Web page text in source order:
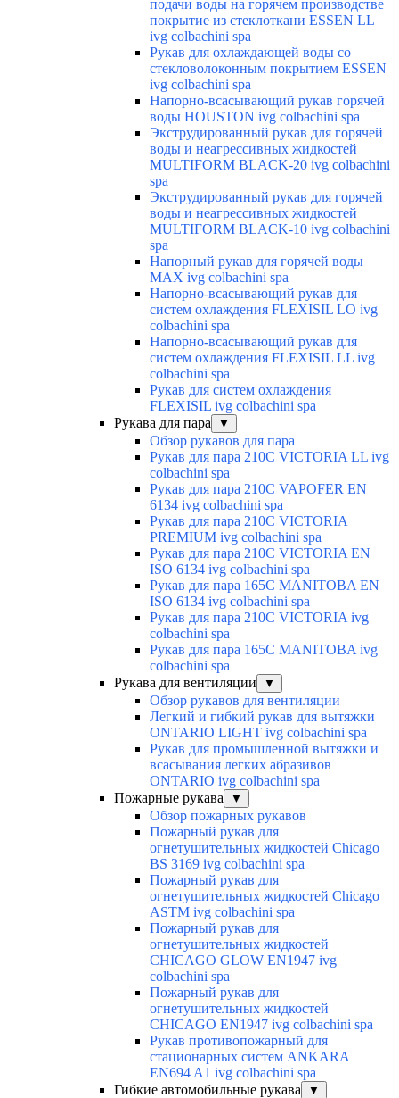
подачи воды на горячем производстве
покрытие из стеклоткани ESSEN LL
ivg colbachini spa
Рукав для охлаждающей воды со
стекловолоконным покрытием ESSEN
ivg colbachini spa
Напорно-всасывающий рукав горячей
воды HOUSTON ivg colbachini spa
Экструдированный рукав для горячей
воды и неагрессивных жидкостей
MULTIFORM BLACK-20 ivg colbachini
spa
Экструдированный рукав для горячей
воды и неагрессивных жидкостей
MULTIFORM BLACK-10 ivg colbachini
spa
Напорный рукав для горячей воды
MAX ivg colbachini spa
Напорно-всасывающий рукав для
систем охлаждения FLEXISIL LO ivg
colbachini spa
Напорно-всасывающий рукав для
систем охлаждения FLEXISIL LL ivg
colbachini spa
Рукав для систем охлаждения
FLEXISIL ivg colbachini spa
Рукава для пара
▼
Обзор рукавов для пара
Рукав для пара 210C VICTORIA LL ivg
colbachini spa
Рукав для пара 210C VAPOFER EN
6134 ivg colbachini spa
Рукав для пара 210C VICTORIA
PREMIUM ivg colbachini spa
Рукав для пара 210C VICTORIA EN
ISO 6134 ivg colbachini spa
Рукав для пара 165C MANITOBA EN
ISO 6134 ivg colbachini spa
Рукав для пара 210C VICTORIA ivg
colbachini spa
Рукав для пара 165C MANITOBA ivg
colbachini spa
Рукава для вентиляции
▼
Обзор рукавов для вентиляции
Легкий и гибкий рукав для вытяжки
ONTARIO LIGHT ivg colbachini spa
Рукав для промышленной вытяжки и
всасывания легких абразивов
ONTARIO ivg colbachini spa
Пожарные рукава
▼
Обзор пожарных рукавов
Пожарный рукав для
огнетушительных жидкостей Chicago
BS 3169 ivg colbachini spa
Пожарный рукав для
огнетушительных жидкостей Chicago
ASTM ivg colbachini spa
Пожарный рукав для
огнетушительных жидкостей
CHICAGO GLOW EN1947 ivg
colbachini spa
Пожарный рукав для
огнетушительных жидкостей
CHICAGO EN1947 ivg colbachini spa
Рукав противопожарный для
стационарных систем ANKARA
EN694 A1 ivg colbachini spa
Гибкие автомобильные рукава
▼